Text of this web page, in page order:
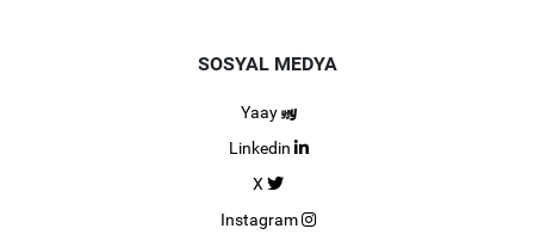
SOSYAL MEDYA
Yaay
Linkedin
X
Instagram